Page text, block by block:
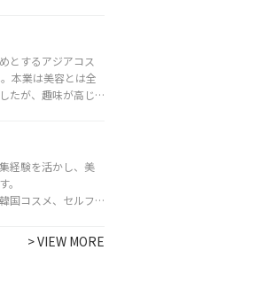
とするアジアコス
本業は美容とは全
たが、趣味が高じ
中。
ソナルカラー診
骨格診断によるイ
ングも行っていま
経験を活かし、美
。
国コスメ、セルフ
ク。家事や育児の合
時短美容テクも実
>VIEW MORE